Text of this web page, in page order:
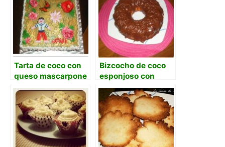
Tarta de coco con
queso mascarpone
Bizcocho de coco
esponjoso con
maicena y aroma
de coco